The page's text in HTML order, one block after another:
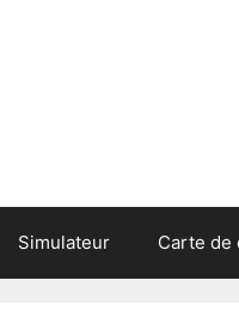
Simulateur Carte de